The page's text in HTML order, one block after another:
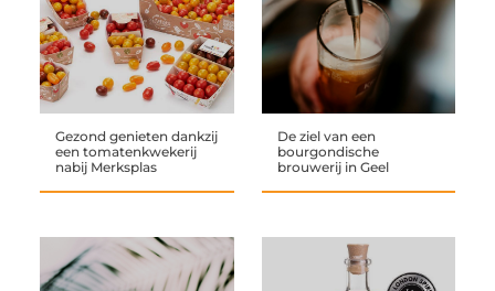
Gezond genieten dankzij
een tomatenkwekerij
nabij Merksplas
De ziel van een
bourgondische
brouwerij in Geel